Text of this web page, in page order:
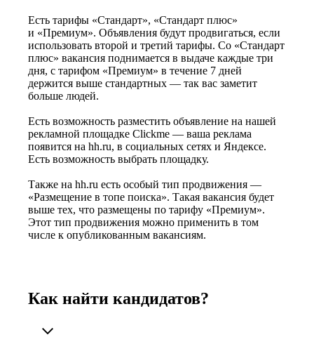
Есть тарифы «Стандарт», «Стандарт плюс»
и «Премиум». Объявления будут продвигаться, если
использовать второй и третий тарифы. Со «Стандарт
плюс» вакансия поднимается в выдаче каждые три
дня, с тарифом «Премиум» в течение 7 дней
держится выше стандартных — так вас заметит
больше людей.
Есть возможность разместить объявление на нашей
рекламной площадке Clickme — ваша реклама
появится на hh.ru, в социальных сетях и Яндексе.
Есть возможность выбрать площадку.
Также на hh.ru есть особый тип продвижения —
«Размещение в топе поиска». Такая вакансия будет
выше тех, что размещены по тарифу «Премиум».
Этот тип продвижения можно применить в том
числе к опубликованным вакансиям.
Как найти кандидатов?